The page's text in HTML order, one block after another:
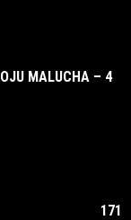
MALUCHA – 4
171